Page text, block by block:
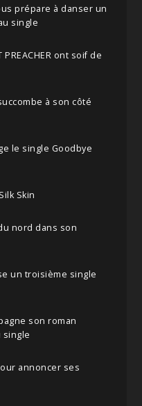
prépare à danser un
single
ont soif de
succombe à son côté
le single Goodbye
Skin
nord dans son
un troisième single
son roman
single
annoncer ses